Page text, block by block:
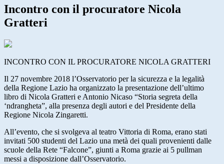
Incontro con il procuratore Nicola
Gratteri
INCONTRO CON IL PROCURATORE NICOLA GRATTERI
Il 27 novembre 2018 l’Osservatorio per la sicurezza e la legalità
della Regione Lazio ha organizzato la presentazione dell’ultimo
libro di Nicola Gratteri e Antonio Nicaso “Storia segreta della
‘ndrangheta”, alla presenza degli autori e del Presidente della
Regione Nicola Zingaretti.
All’evento, che si svolgeva al teatro Vittoria di Roma, erano stati
invitati 500 studenti del Lazio una metà dei quali provenienti dalle
scuole della Rete “Falcone”, giunti a Roma grazie ai 5 pullman
messi a disposizione dall’Osservatorio.